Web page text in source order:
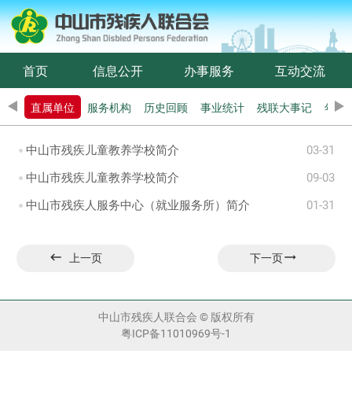
首页 信息公开 办事服务 互动交流
能 直属单位 服务机构 历史回顾 事业统计 残联大事记 年度
中山市残疾儿童教养学校简介
03-31
中山市残疾儿童教养学校简介
09-03
中山市残疾人服务中心（就业服务所）简介
01-31
 上一页 下一页
中山市残疾人联合会 © 版权所有
粤ICP备11010969号-1